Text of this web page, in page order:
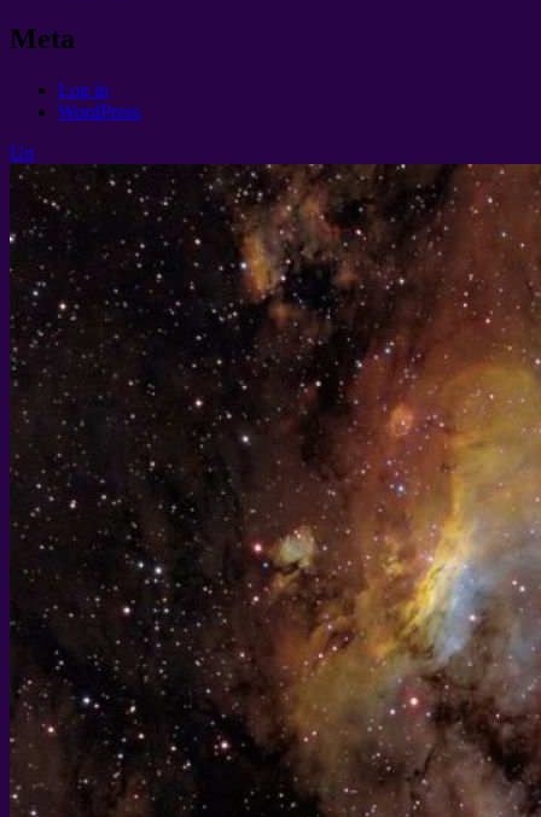
Meta
Log in
WordPress
Up